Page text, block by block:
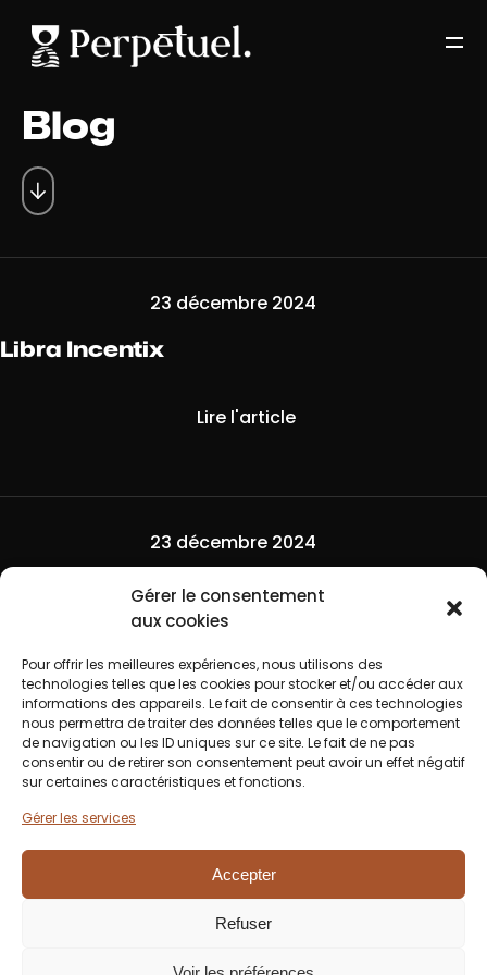
Gérer le consentement
aux cookies
Pour offrir les meilleures expériences, nous utilisons des
technologies telles que les cookies pour stocker et/ou accéder aux
informations des appareils. Le fait de consentir à ces technologies
nous permettra de traiter des données telles que le comportement
de navigation ou les ID uniques sur ce site. Le fait de ne pas
consentir ou de retirer son consentement peut avoir un effet négatif
sur certaines caractéristiques et fonctions.
Gérer les services
Accepter
Refuser
Blog
23 décembre 2024
Libra Incentix
Lire l'article
23 décembre 2024
Branding Tamias
Lire l'article
12 septembre 2023
BSA Constructions Bois
Lire l'article